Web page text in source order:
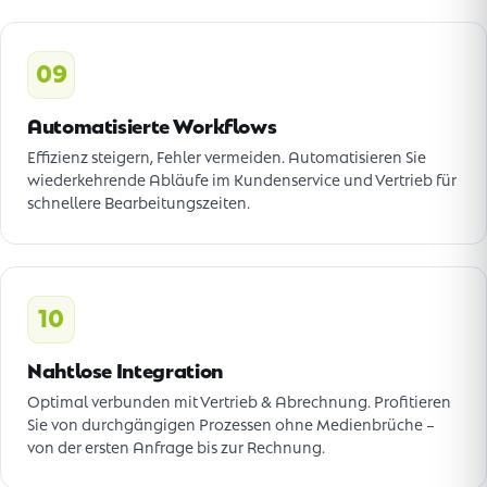
09
Automatisierte Workflows
Effizienz steigern, Fehler vermeiden. Automatisieren Sie
wiederkehrende Abläufe im Kundenservice und Vertrieb für
schnellere Bearbeitungszeiten.
10
Nahtlose Integration
Optimal verbunden mit Vertrieb & Abrechnung. Profitieren
Sie von durchgängigen Prozessen ohne Medienbrüche –
von der ersten Anfrage bis zur Rechnung.